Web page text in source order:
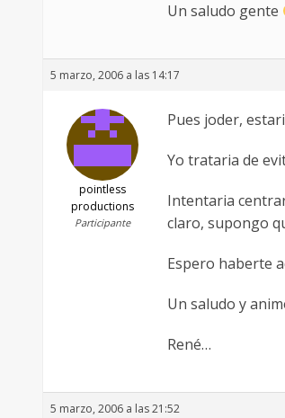
Un saludo gente
5 marzo, 2006 a las 14:17
pointless
productions
Participante
Pues joder,
Yo trataria de
Intentaria
claro, supongo
Espero haberte
Un saludo y
René…
5 marzo, 2006 a las 21:52